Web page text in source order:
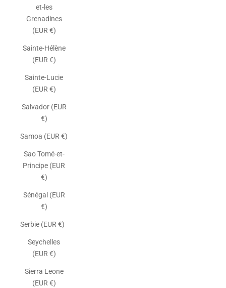
et-les
Grenadines
(EUR €)
Sainte-Hélène
(EUR €)
Sainte-Lucie
(EUR €)
Salvador (EUR
€)
Samoa (EUR €)
Sao Tomé-et-
Principe (EUR
€)
Sénégal (EUR
€)
Serbie (EUR €)
Seychelles
(EUR €)
Sierra Leone
(EUR €)